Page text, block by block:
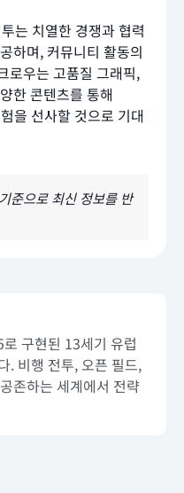
는 치열한 경쟁과 협력
하며, 커뮤니티 활동의
로우는 고품질 그래픽,
한 콘텐츠를 통해
을 선사할 것으로 기대
준으로 최신 정보를 반
구현된 13세기 유럽
. 비행 전투, 오픈 필드,
존하는 세계에서 전략